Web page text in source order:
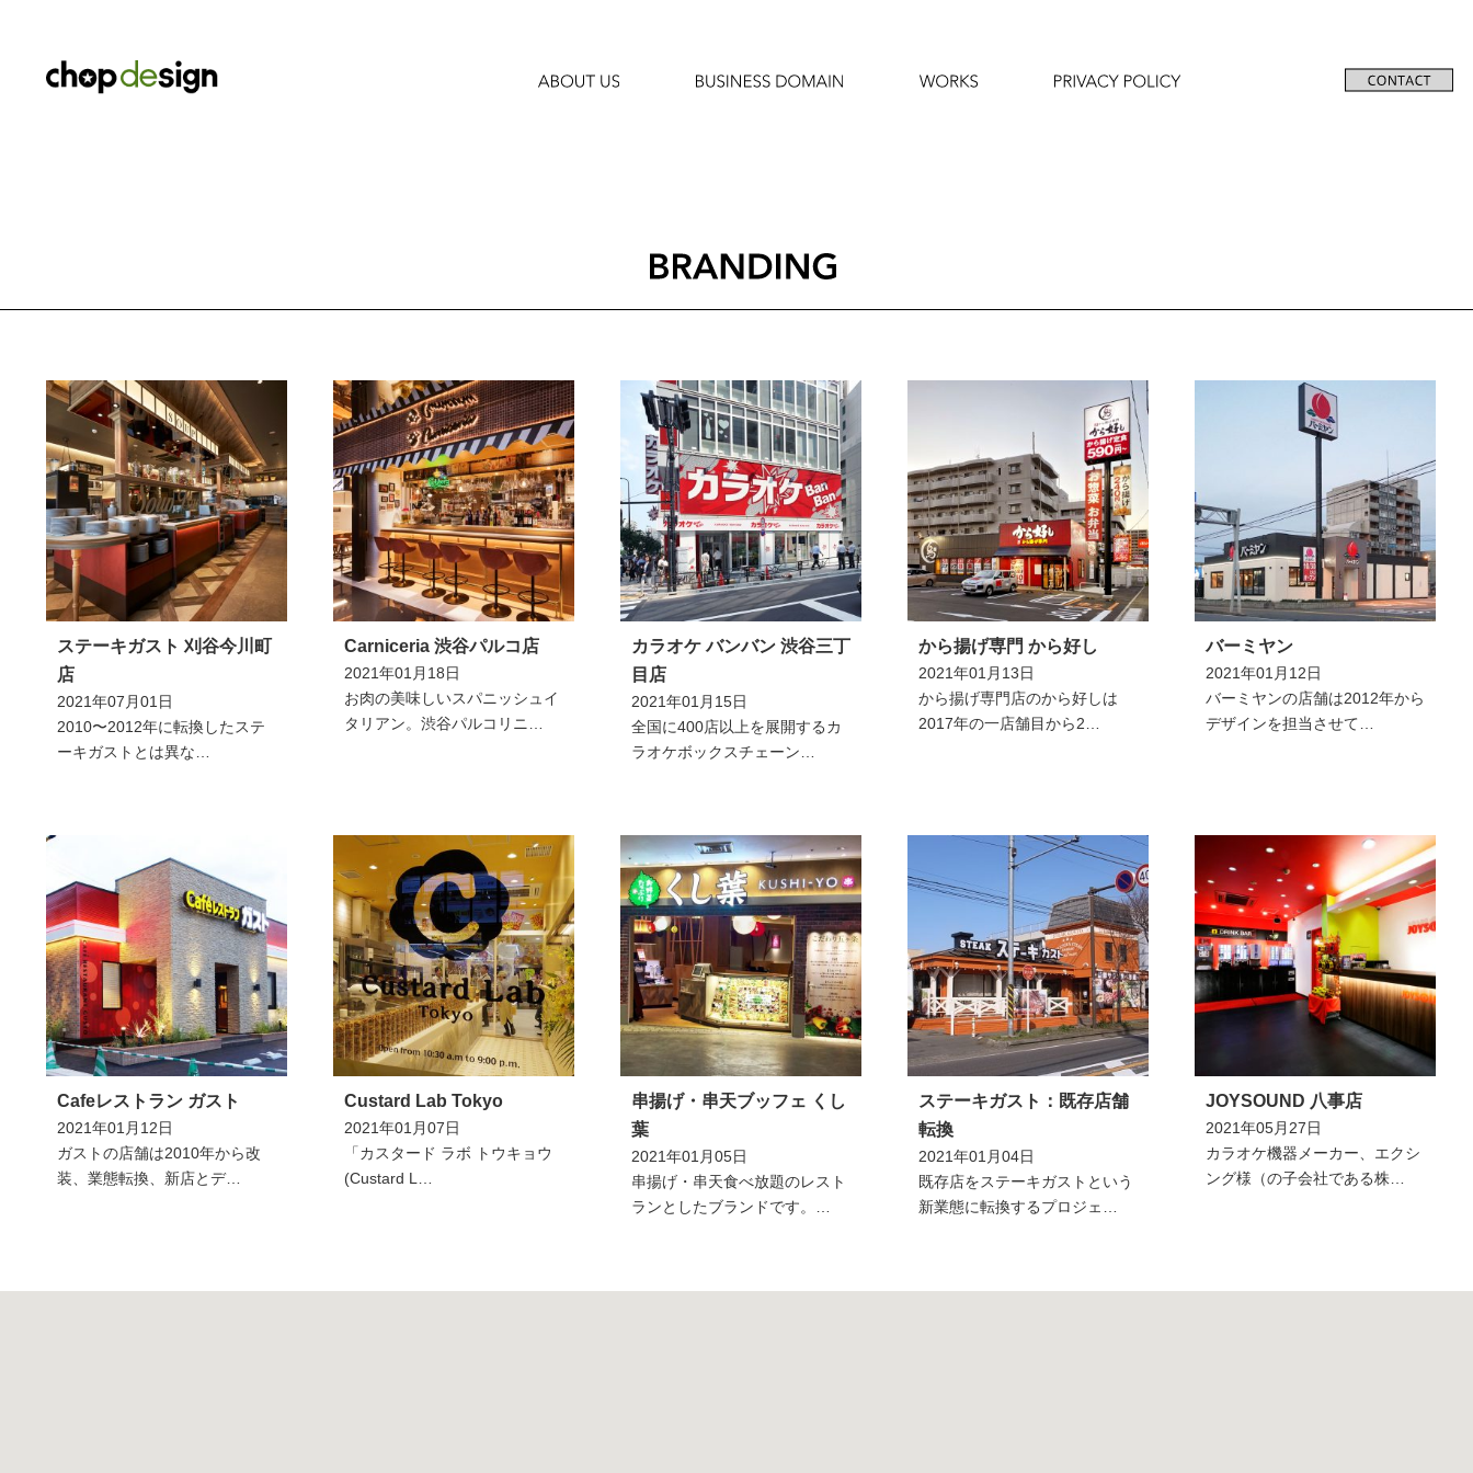
ステーキガスト 刈谷今川町
店
2021年07月01日
2010〜2012年に転換したステ
ーキガストとは異な…
Carniceria 渋谷パルコ店
2021年01月18日
お肉の美味しいスパニッシュイ
タリアン。渋谷パルコリニ…
カラオケ バンバン 渋谷三丁
目店
2021年01月15日
全国に400店以上を展開するカ
ラオケボックスチェーン…
から揚げ専門 から好し
2021年01月13日
から揚げ専門店のから好しは
2017年の一店舗目から2…
バーミヤン
2021年01月12日
バーミヤンの店舗は2012年から
デザインを担当させて…
Cafeレストラン ガスト
2021年01月12日
ガストの店舗は2010年から改
装、業態転換、新店とデ…
Custard Lab Tokyo
2021年01月07日
「カスタード ラボ トウキョウ
(Custard L…
串揚げ・串天ブッフェ くし
葉
2021年01月05日
串揚げ・串天食べ放題のレスト
ランとしたブランドです。…
ステーキガスト：既存店舗
転換
2021年01月04日
既存店をステーキガストという
新業態に転換するプロジェ…
JOYSOUND 八事店
2021年05月27日
カラオケ機器メーカー、エクシ
ング様（の子会社である株…